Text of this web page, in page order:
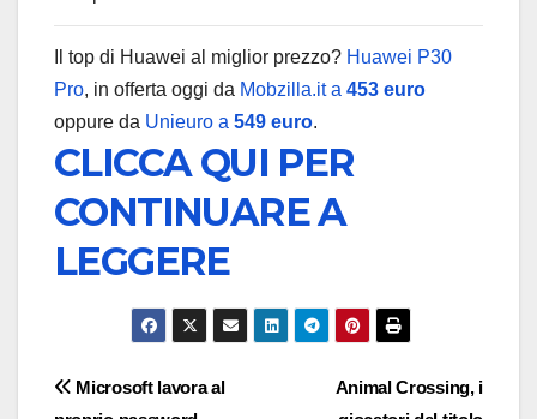
Il top di Huawei al miglior prezzo? Huawei P30
Pro, in offerta oggi da Mobzilla.it a 453 euro
oppure da Unieuro a 549 euro.
CLICCA QUI PER
CONTINUARE A
LEGGERE
Navigazione
Animal Crossing, i
Microsoft lavora al